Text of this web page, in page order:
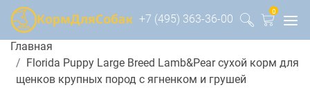
+7 (495) 363-36-00
0
Главная
Florida Puppy Large Breed Lamb&Pear сухой корм для
щенков крупных пород с ягненком и грушей